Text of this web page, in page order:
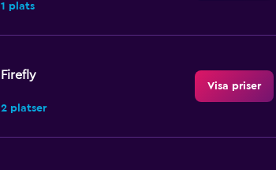
1 plats
Firefly
2 platser
Visa priser